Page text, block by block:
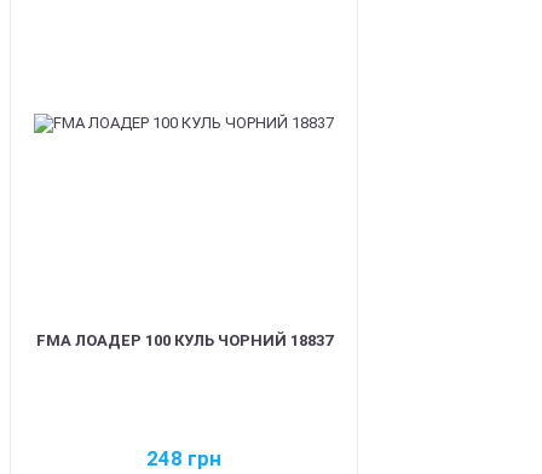
FMA ЛОАДЕР 100 КУЛЬ ЧОРНИЙ 18837
248 грн